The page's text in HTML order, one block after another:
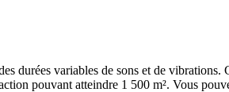
durées variables de sons et de vibrations.
pouvant atteindre 1 500 m². Vous